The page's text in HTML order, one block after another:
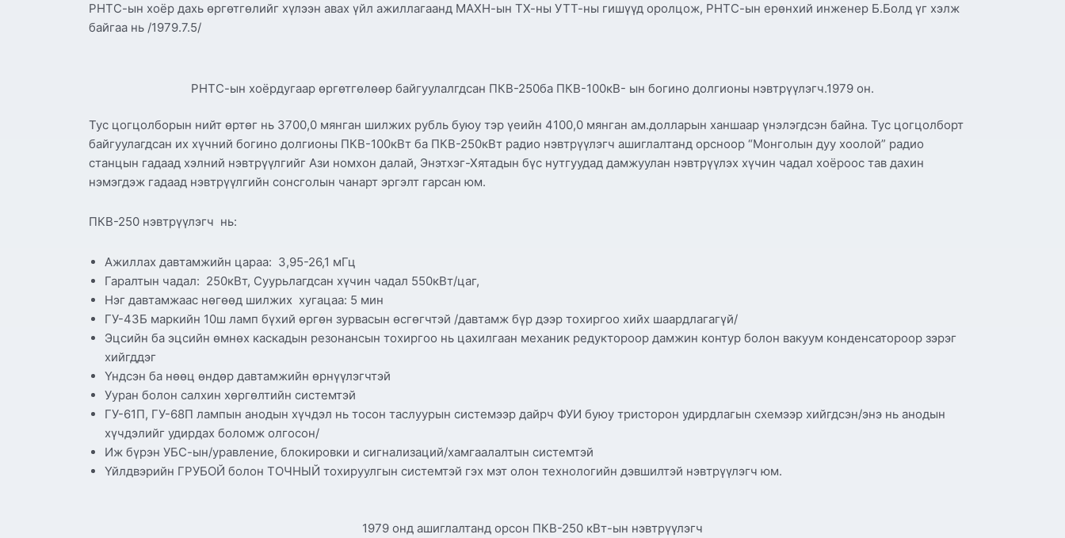
РНТС-ын хоёр дахь өргөтгөлийг хүлээн авах үйл ажиллагаанд МАХН-ын ТХ-ны УТТ-ны гишүүд оролцож, РНТС-ын ерөнхий инженер Б.Болд үг хэлж
байгаа нь /1979.7.5/
РНТС-ын хоёрдугаар өргөтгөлөөр байгуулалгдсан ПКВ-250ба ПКВ-100кВ- ын богино долгионы нэвтрүүлэгч.1979 он.
Тус цогцолборын нийт өртөг нь 3700,0 мянган шилжих рубль буюу тэр үеийн 4100,0 мянган ам.долларын ханшаар үнэлэгдсэн байна. Тус цогцолборт
байгуулагдсан их хүчний богино долгионы ПКВ-100кВт ба ПКВ-250кВт радио нэвтрүүлэгч ашиглалтанд орсноор “Монголын дуу хоолой” радио
станцын гадаад хэлний нэвтрүүлгийг Ази номхон далай, Энэтхэг-Хятадын бүс нутгуудад дамжуулан нэвтрүүлэх хүчин чадал хоёроос тав дахин
нэмэгдэж гадаад нэвтрүүлгийн сонсголын чанарт эргэлт гарсан юм.
ПКВ-250 нэвтрүүлэгч нь:
Ажиллах давтамжийн цараа: 3,95-26,1 мГц
Гаралтын чадал: 250кВт, Суурьлагдсан хүчин чадал 550кВт/цаг,
Нэг давтамжаас нөгөөд шилжих хугацаа: 5 мин
ГУ-43Б маркийн 10ш ламп бүхий өргөн зурвасын өсгөгчтэй /давтамж бүр дээр тохиргоо хийх шаардлагагүй/
Эцсийн ба эцсийн өмнөх каскадын резонансын тохиргоо нь цахилгаан механик редуктороор дамжин контур болон вакуум конденсатороор зэрэг
хийгддэг
Үндсэн ба нөөц өндөр давтамжийн өрнүүлэгчтэй
Ууран болон салхин хөргөлтийн системтэй
ГУ-61П, ГУ-68П лампын анодын хүчдэл нь тосон таслуурын системээр дайрч ФУИ буюу тристорон удирдлагын схемээр хийгдсэн/энэ нь анодын
хүчдэлийг удирдах боломж олгосон/
Иж бүрэн УБС-ын/уравление, блокировки и сигнализаций/хамгаалалтын системтэй
Үйлдвэрийн ГРУБОЙ болон ТОЧНЫЙ тохируулгын системтэй гэх мэт олон технологийн дэвшилтэй нэвтрүүлэгч юм.
1979 онд ашиглалтанд орсон ПКВ-250 кВт-ын нэвтрүүлэгч